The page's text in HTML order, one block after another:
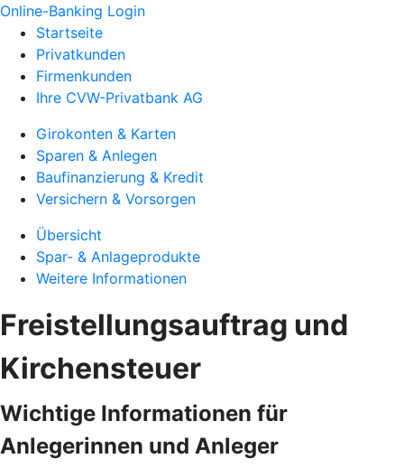
Online-Banking Login
Startseite
Privatkunden
Firmenkunden
Ihre CVW-Privatbank AG
Girokonten & Karten
Sparen & Anlegen
Baufinanzierung & Kredit
Versichern & Vorsorgen
Übersicht
Spar- & Anlageprodukte
Weitere Informationen
Freistellungsauftrag und
Kirchensteuer
Wichtige Informationen für
Anlegerinnen und Anleger